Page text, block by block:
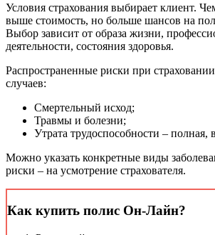
Условия страхования выбирает клиент.
выше стоимость, но больше шансов на
Выбор зависит от образа жизни,
деятельности, состояния здоровья.
Распространенные риски при
случаев:
Смертельный исход;
Травмы и болезни;
Утрата трудоспособности – полная,
Можно указать конкретные виды
риски – на усмотрение страхователя.
Как купить полис Он-Лайн?